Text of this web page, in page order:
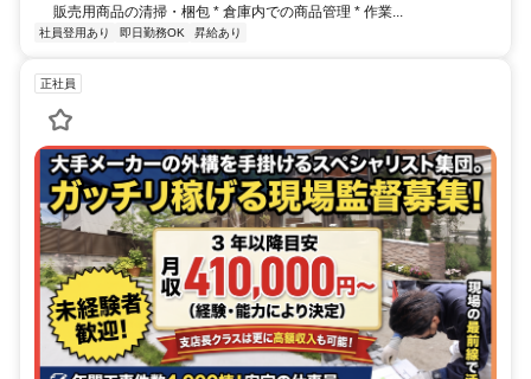
販売用商品の清掃・梱包 * 倉庫内での商品管理 * 作業...
社員登用あり 即日勤務OK 昇給あり
正社員